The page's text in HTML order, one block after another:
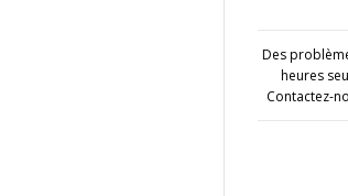
Des
heures
Contactez-